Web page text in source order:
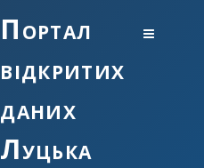
Портал
відкритих
даних
Луцька